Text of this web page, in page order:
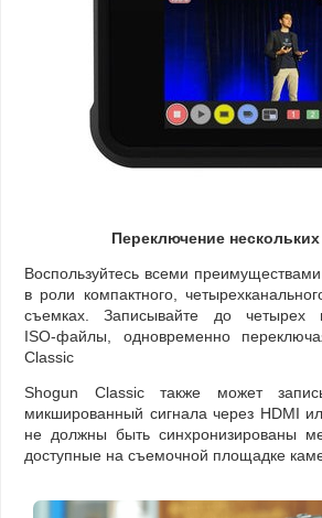
Переключение
Воспользуйтесь всеми
в роли компактного,
съемках. Записывайте до четырех
ISO-файлы , одновременно
Classic
Shogun Classic также может
микшированный сигнала через HDMI
не должны быть синхронизированы
доступные на съемочной площадке